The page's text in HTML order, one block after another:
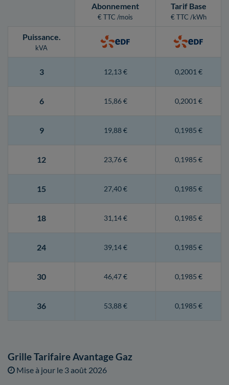
Abonnement
€ TTC /mois
Tarif Base
€ TTC /kWh
Puissance.
kVA
3 12,13 € 0,2001 €
6 15,86 € 0,2001 €
9 19,88 € 0,1985 €
12 23,76 € 0,1985 €
15 27,40 € 0,1985 €
18 31,14 € 0,1985 €
24 39,14 € 0,1985 €
30 46,47 € 0,1985 €
36 53,88 € 0,1985 €
Grille Tarifaire Avantage Gaz
Mise à jour le 3 août 2026